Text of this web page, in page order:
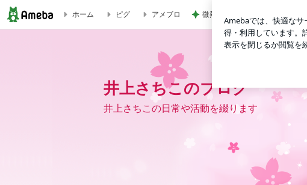
ホーム ピグ アメブロ 微熱が続き再受診しない夫の行動
井上さちこのブログ
井上さちこの日常や活動を綴ります